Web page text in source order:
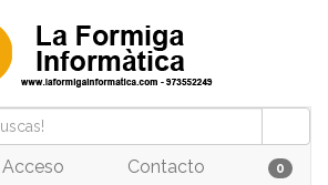
Acceso Contacto 0